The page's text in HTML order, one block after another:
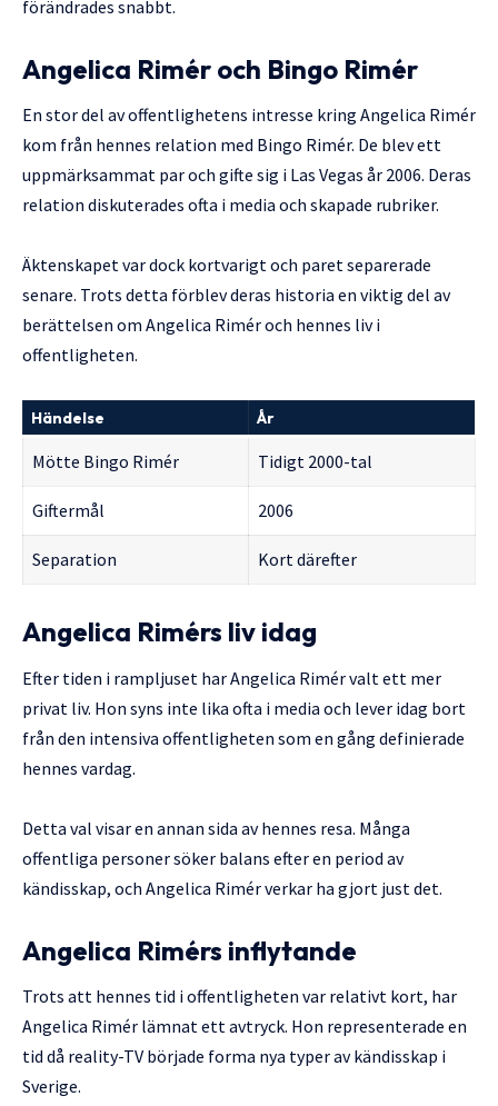
förändrades snabbt.
Angelica Rimér och Bingo Rimér
En stor del av offentlighetens intresse kring Angelica Rimér
kom från hennes relation med Bingo Rimér. De blev ett
uppmärksammat par och gifte sig i Las Vegas år 2006. Deras
relation diskuterades ofta i media och skapade rubriker.
Äktenskapet var dock kortvarigt och paret separerade
senare. Trots detta förblev deras historia en viktig del av
berättelsen om Angelica Rimér och hennes liv i
offentligheten.
Händelse År
Mötte Bingo Rimér Tidigt 2000-tal
Giftermål 2006
Separation Kort därefter
Angelica Rimérs liv idag
Efter tiden i rampljuset har Angelica Rimér valt ett mer
privat liv. Hon syns inte lika ofta i media och lever idag bort
från den intensiva offentligheten som en gång definierade
hennes vardag.
Detta val visar en annan sida av hennes resa. Många
offentliga personer söker balans efter en period av
kändisskap, och Angelica Rimér verkar ha gjort just det.
Angelica Rimérs inflytande
Trots att hennes tid i offentligheten var relativt kort, har
Angelica Rimér lämnat ett avtryck. Hon representerade en
tid då reality-TV började forma nya typer av kändisskap i
Sverige.